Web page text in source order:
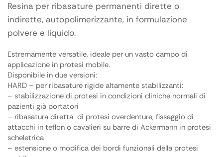
Resina per ribasature permanenti dirette o
indirette, autopolimerizzante, in formulazione
polvere e liquido.
Estremamente versatile, ideale per un vasto campo di
applicazione in protesi mobile.
Disponibile in due versioni:
HARD – per ribasature rigide altamente stabilizzanti:
– stabilizzazione di protesi in condizioni cliniche normali di
pazienti già portatori
– ribasatura diretta di protesi overdenture, fissaggio di
attacchi in teflon o cavalieri su barre di Ackermann in protesi
scheletrica
– estensione o modifica dei bordi funzionali della protesi